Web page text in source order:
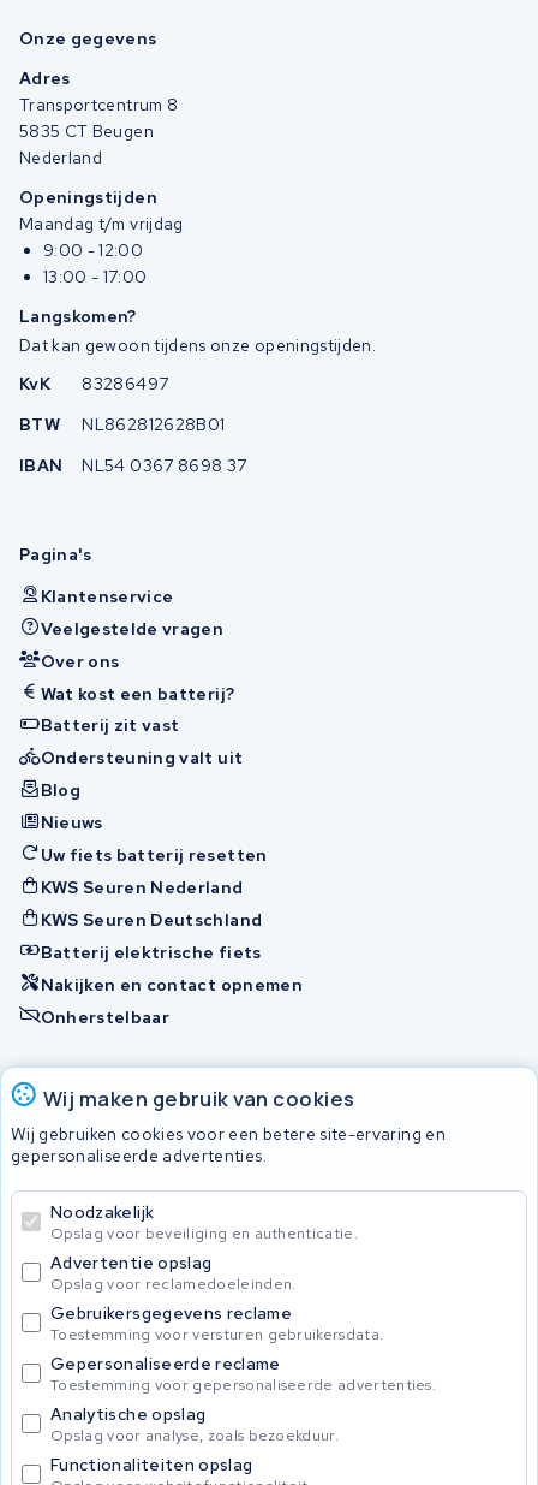
Wij maken gebruik van cookies
Wij gebruiken cookies voor een betere site-ervaring en
gepersonaliseerde advertenties.
Noodzakelijk
Opslag voor beveiliging en authenticatie.
Advertentie opslag
Opslag voor reclamedoeleinden.
Gebruikersgegevens reclame
Toestemming voor versturen gebruikersdata.
Gepersonaliseerde reclame
Toestemming voor gepersonaliseerde advertenties.
Analytische opslag
Opslag voor analyse, zoals bezoekduur.
Functionaliteiten opslag
Onze gegevens
Adres
Transportcentrum 8
5835 CT Beugen
Nederland
Openingstijden
Maandag t/m vrijdag
9:00 - 12:00
13:00 - 17:00
Langskomen?
Dat kan gewoon tijdens onze openingstijden.
KvK
83286497
BTW
NL862812628B01
IBAN
NL54 0367 8698 37
Pagina's
Klantenservice
Veelgestelde vragen
Over ons
Wat kost een batterij?
Batterij zit vast
Ondersteuning valt uit
Blog
Nieuws
Uw fiets batterij resetten
KWS Seuren Nederland
KWS Seuren Deutschland
Batterij elektrische fiets
Nakijken en contact opnemen
Onherstelbaar
Accu's
Privacy Policy